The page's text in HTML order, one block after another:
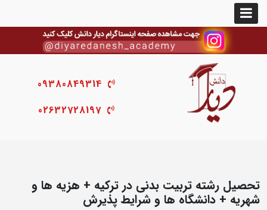
09380849314
02632728197
تحصیل رشته تربیت بدنی در ترکیه + هزیه ها و
شهریه + دانشگاه ها و شرایط پذیرش